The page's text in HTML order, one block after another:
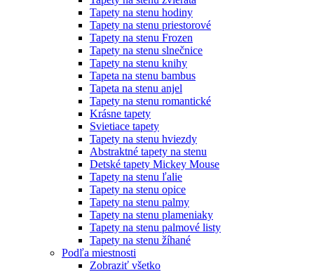
Tapety na stenu hodiny
Tapety na stenu priestorové
Tapety na stenu Frozen
Tapety na stenu slnečnice
Tapety na stenu knihy
Tapeta na stenu bambus
Tapeta na stenu anjel
Tapety na stenu romantické
Krásne tapety
Svietiace tapety
Tapety na stenu hviezdy
Abstraktné tapety na stenu
Detské tapety Mickey Mouse
Tapety na stenu ľalie
Tapety na stenu opice
Tapety na stenu palmy
Tapety na stenu plameniaky
Tapety na stenu palmové listy
Tapety na stenu žíhané
Podľa miestnosti
Zobraziť všetko